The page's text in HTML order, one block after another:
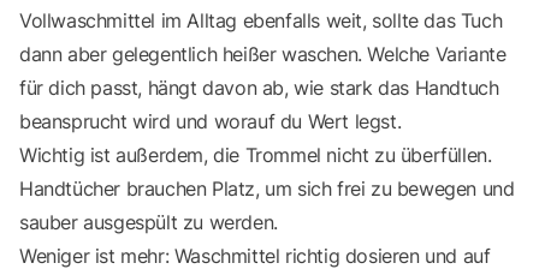
Vollwaschmittel im Alltag ebenfalls weit, sollte das Tuch
dann aber gelegentlich heißer waschen. Welche Variante
für dich passt, hängt davon ab, wie stark das Handtuch
beansprucht wird und worauf du Wert legst.
Wichtig ist außerdem, die Trommel nicht zu überfüllen.
Handtücher brauchen Platz, um sich frei zu bewegen und
sauber ausgespült zu werden.
Weniger ist mehr: Waschmittel richtig dosieren und auf